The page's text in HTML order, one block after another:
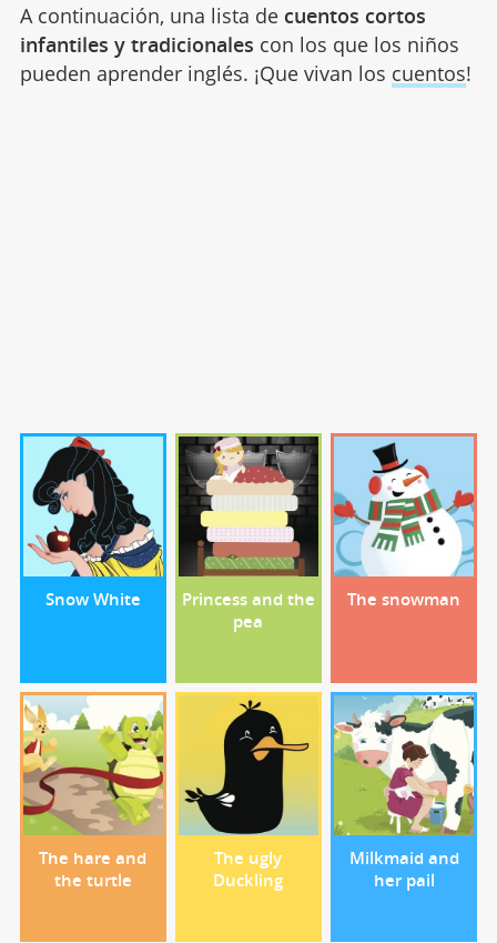
A continuación, una lista de cuentos cortos
infantiles y tradicionales con los que los niños
pueden aprender inglés. ¡Que vivan los cuentos!
Snow White
Princess and the
pea
The snowman
The hare and
the turtle
The ugly
Duckling
Milkmaid and
her pail